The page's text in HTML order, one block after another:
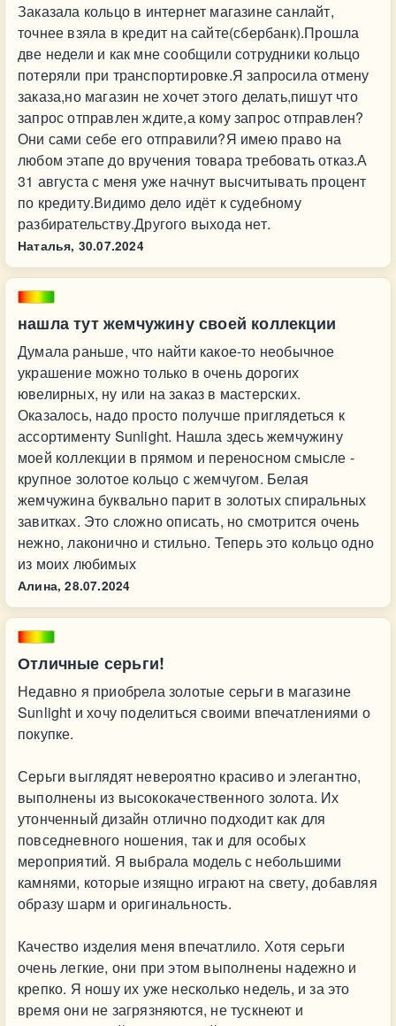
Заказала кольцо в интернет магазине санлайт,
точнее взяла в кредит на сайте(сбербанк).Прошла
две недели и как мне сообщили сотрудники кольцо
потеряли при транспортировке.Я запросила отмену
заказа,но магазин не хочет этого делать,пишут что
запрос отправлен ждите,а кому запрос отправлен?
Они сами себе его отправили?Я имею право на
любом этапе до вручения товара требовать отказ.А
31 августа с меня уже начнут высчитывать процент
по кредиту.Видимо дело идёт к судебному
разбирательству.Другого выхода нет.
Наталья, 30.07.2024
нашла тут жемчужину своей коллекции
Думала раньше, что найти какое-то необычное
украшение можно только в очень дорогих
ювелирных, ну или на заказ в мастерских.
Оказалось, надо просто получше приглядеться к
ассортименту Sunlight. Нашла здесь жемчужину
моей коллекции в прямом и переносном смысле -
крупное золотое кольцо с жемчугом. Белая
жемчужина буквально парит в золотых спиральных
завитках. Это сложно описать, но смотрится очень
нежно, лаконично и стильно. Теперь это кольцо одно
из моих любимых
Алина, 28.07.2024
Отличные серьги!
Недавно я приобрела золотые серьги в магазине
Sunlight и хочу поделиться своими впечатлениями о
покупке.
Серьги выглядят невероятно красиво и элегантно,
выполнены из высококачественного золота. Их
утонченный дизайн отлично подходит как для
повседневного ношения, так и для особых
мероприятий. Я выбрала модель с небольшими
камнями, которые изящно играют на свету, добавляя
образу шарм и оригинальность.
Качество изделия меня впечатлило. Хотя серьги
очень легкие, они при этом выполнены надежно и
крепко. Я ношу их уже несколько недель, и за это
время они не загрязняются, не тускнеют и